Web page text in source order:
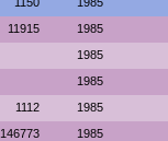
11915 1985
1985
1985
1112 1985
146773 1985